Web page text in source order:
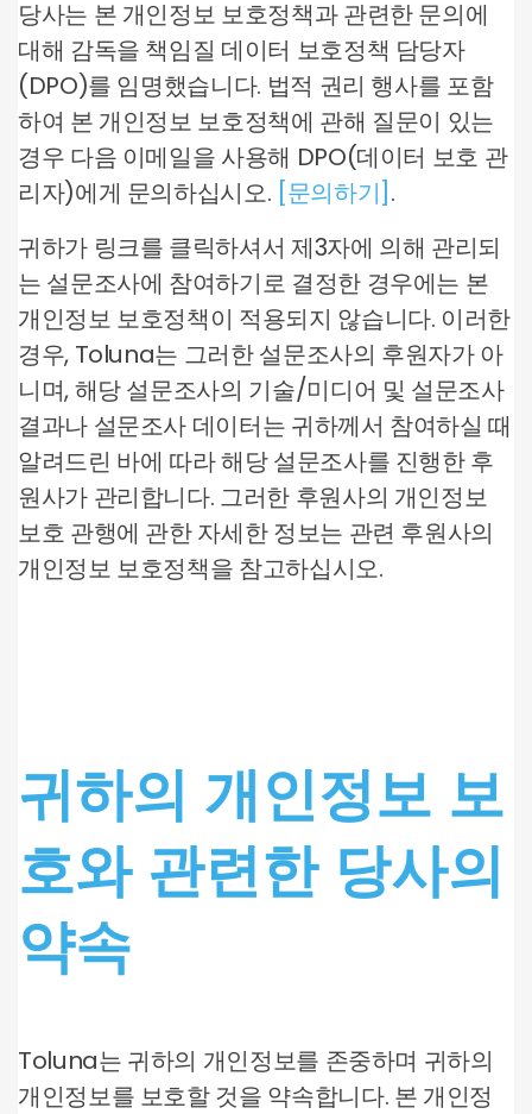
당사는 본 개인정보 보호정책과 관련한 문의에
대해 감독을 책임질 데이터 보호정책 담당자
(DPO)를 임명했습니다. 법적 권리 행사를 포함
하여 본 개인정보 보호정책에 관해 질문이 있는
경우 다음 이메일을 사용해 DPO(데이터 보호 관
리자)에게 문의하십시오. [문의하기] .
귀하가 링크를 클릭하셔서 제3자에 의해 관리되
는 설문조사에 참여하기로 결정한 경우에는 본
개인정보 보호정책이 적용되지 않습니다. 이러한
경우, Toluna는 그러한 설문조사의 후원자가 아
니며, 해당 설문조사의 기술/미디어 및 설문조사
결과나 설문조사 데이터는 귀하께서 참여하실 때
알려드린 바에 따라 해당 설문조사를 진행한 후
원사가 관리합니다. 그러한 후원사의 개인정보
보호 관행에 관한 자세한 정보는 관련 후원사의
개인정보 보호정책을 참고하십시오.
귀하의 개인정보 보
호와 관련한 당사의
약속
Toluna는 귀하의 개인정보를 존중하며 귀하의
개인정보를 보호할 것을 약속합니다. 본 개인정